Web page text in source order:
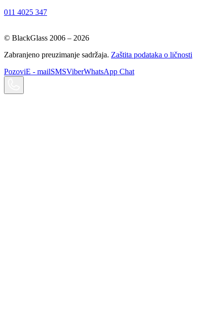
011 4025 347
© BlackGlass 2006 – 2026
Zabranjeno preuzimanje sadržaja. Zaštita podataka o ličnosti
PozoviE - mailSMSViberWhatsApp Chat